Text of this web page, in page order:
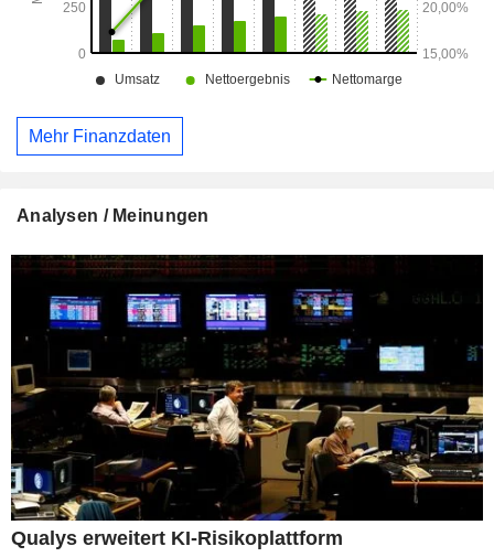
Mehr Finanzdaten
Analysen / Meinungen
Qualys erweitert KI-Risikoplattform